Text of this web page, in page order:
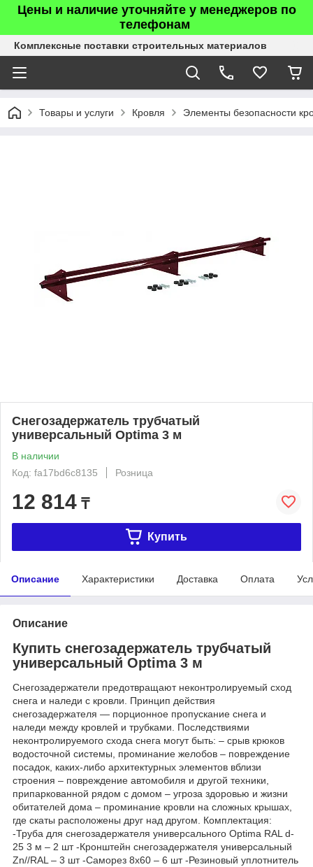
Цены и наличие уточняйте у менеджеров по
телефонам
Комплексные поставки строительных материалов
Товары и услуги Кровля Элементы безопасности
Снегозадержатель трубчатый
универсальный Optima 3 м
В наличии
Код: fa17bd6c8135
Розница
12 814 ₸
Купить
Описание Характеристики Доставка Оплата
Описание
Купить снегозадержатель трубчатый
универсальный Optima 3 м
Снегозадержатели предотвращают неконтролируемый сход
снега и наледи с кровли. Принцип действия
снегозадержателя — порционное пропускание снега и
наледи между кровлей и трубками. Последствиями
неконтролируемого схода снега могут быть: – срыв крюков
водосточной системы, проминание желобов – повреждение
посадок, каких-либо архитектурных элементов вблизи
строения – повреждение автомобиля и другой техники,
припаркованной рядом с домом – угроза здоровью и жизни
обитателей дома – проминание кровли на сложных крышах,
где скаты расположены друг над другом. Комплектация:
-Труба для снегозадержателя универсального Optima RAL d-
25 3 м – 2 шт -Кронштейн снегозадержателя универсальный
Zn//RAL – 3 шт -Саморез 8х60 – 6 шт -Резиновый уплотнитель